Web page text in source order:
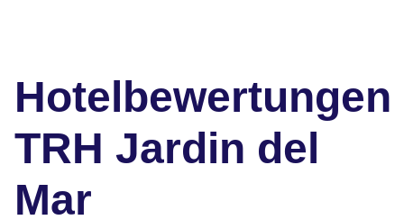
Hotelbewertungen
TRH Jardin del
Mar